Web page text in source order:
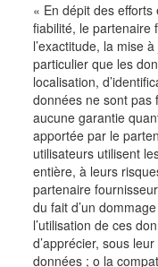
« En dépit des
fiabilité, le partenaire
l’exactitude, la mise
particulier que les
localisation,
données ne sont pas
aucune garantie
apportée par le
utilisateurs utilisent
entière, à leurs
partenaire
du fait d’un
l’utilisation de ces
d’apprécier, sous
données ; o la